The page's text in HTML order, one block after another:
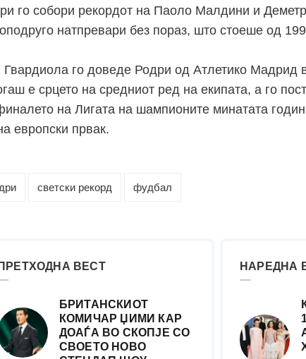
го собори рекордот на Паоло Малдини и
натпревари без пораз, што стоеше од
Гвардиола го доведе Родри од Атлетико Мадрид
е срцето на средниот ред на екипата, а го
на Лигата на шампионите минатата
европски првак.
светски рекорд фудбал
ПРЕТХОДНА ВЕСТ
БРИТАНСКИОТ
КОМИЧАР ЏИМИ КАР
ДОАЃА ВО СКОПЈЕ СО
СВОЕТО НОВО
НАРЕДНА